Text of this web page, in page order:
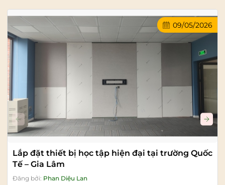
09/05/2026
Lắp đặt thiết bị học tập hiện đại tại trường Quốc
Tế – Gia Lâm
Đăng bởi: Phan Diệu Lan